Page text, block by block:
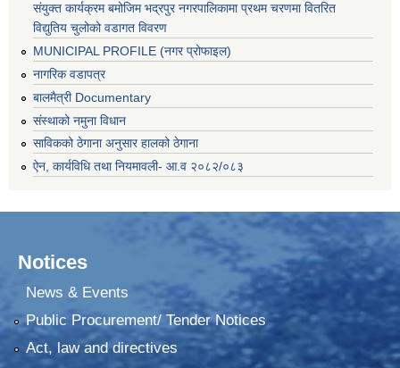
संयुक्त कार्यक्रम बमोजिम भद्रपुर नगरपालिकामा प्रथम चरणमा वितरित
विद्युतिय चुलोको वडागत विवरण
MUNICIPAL PROFILE (नगर प्रोफाइल)
नागरिक वडापत्र
बालमैत्री Documentary
संस्थाको नमुना विधान
साविकको ठेगाना अनुसार हालको ठेगाना
ऐन, कार्यविधि तथा नियमावली- आ.व २०८२/०८३
Notices
News & Events
Public Procurement/ Tender Notices
Act, law and directives